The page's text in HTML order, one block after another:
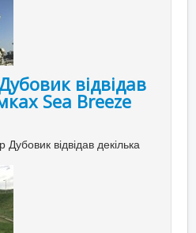
відвідав
Sea Breeze
відвідав декілька